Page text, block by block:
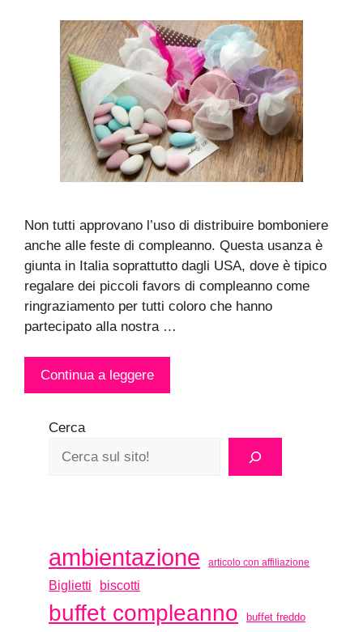
Non tutti approvano l’uso di distribuire bomboniere
anche alle feste di compleanno. Questa usanza è
giunta in Italia soprattutto dagli USA, dove è tipico
regalare dei piccoli favors di compleanno come
ringraziamento per tutti coloro che hanno
partecipato alla nostra …
Continua a leggere
Cerca
ambientazione articolo con affiliazione
Biglietti biscotti
buffet compleanno buffet freddo